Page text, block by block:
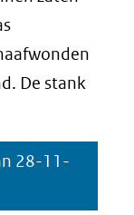
De stank
28-11-